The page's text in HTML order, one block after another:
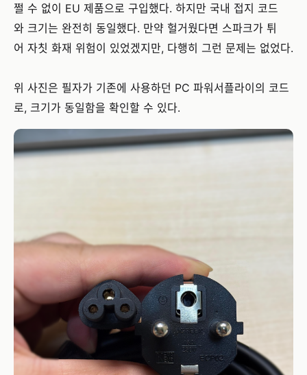
쩔 수 없이 EU 제품으로 구입했다. 하지만 국내 접지 코드
와 크기는 완전히 동일했다. 만약 헐거웠다면 스파크가 튀
어 자칫 화재 위험이 있었겠지만, 다행히 그런 문제는 없었다.
위 사진은 필자가 기존에 사용하던 PC 파워서플라이의 코드
로, 크기가 동일함을 확인할 수 있다.